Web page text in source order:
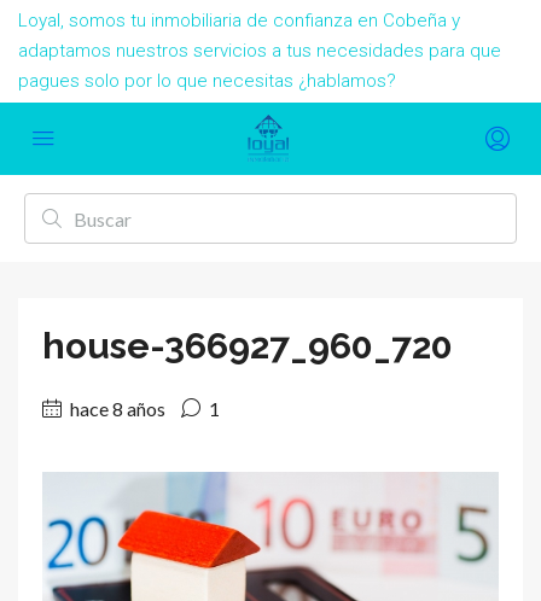
Loyal, somos tu inmobiliaria de confianza en Cobeña y
adaptamos nuestros servicios a tus necesidades para que
pagues solo por lo que necesitas ¿hablamos?
house-366927_960_720
hace 8 años 1